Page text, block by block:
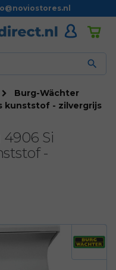

Burg-Wächter
kunststof - zilvergrijs
Si
-